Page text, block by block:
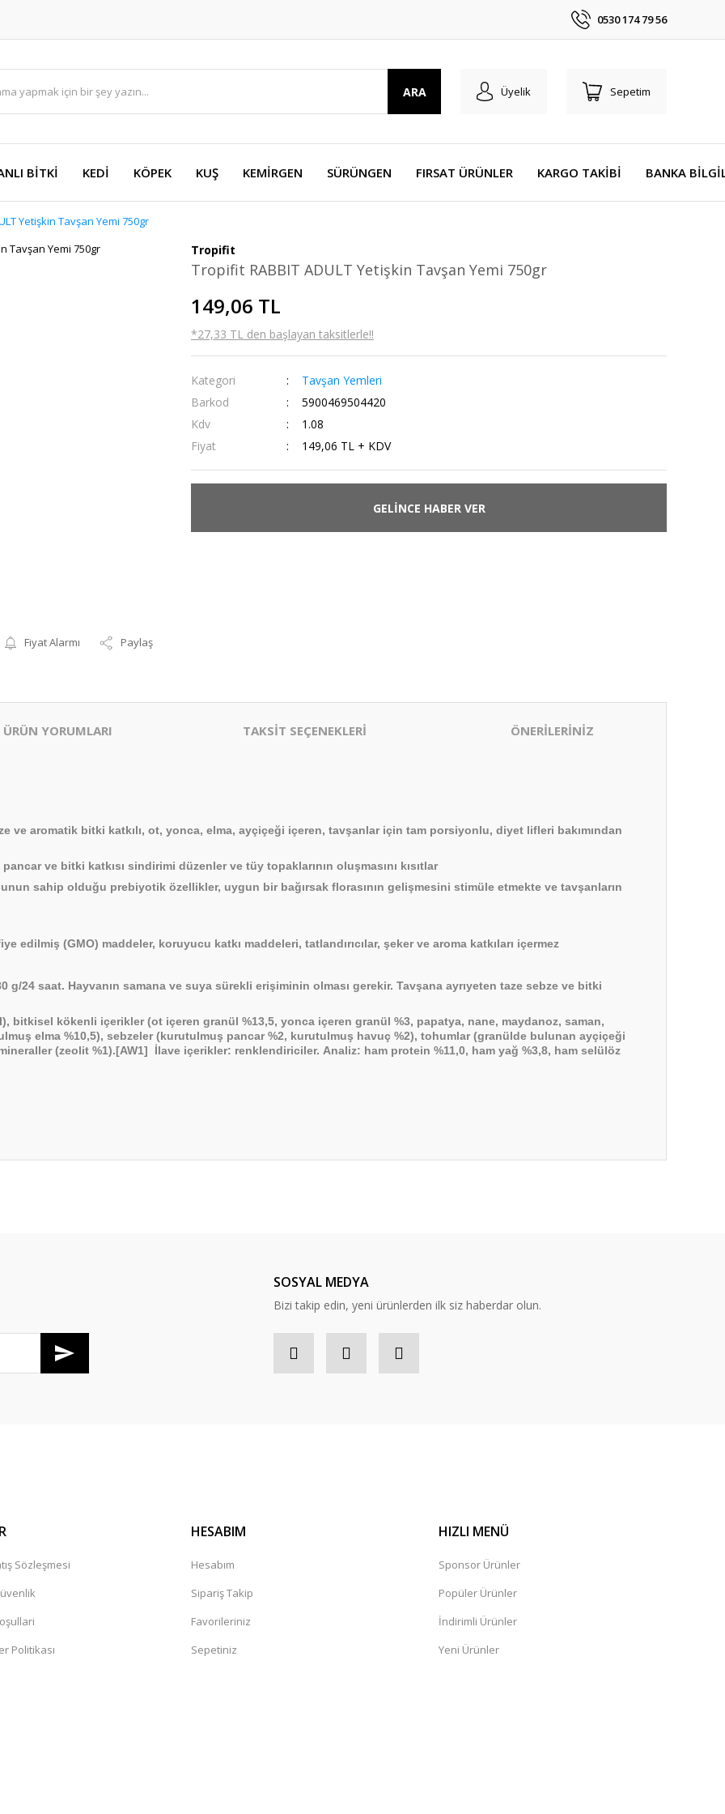
0530 174 79 56
ARA Üyelik Sepetim
BİTKİ KEDİ KÖPEK KUŞ KEMİRGEN SÜRÜNGEN FIRSAT ÜRÜNLER KARGO TAKİBİ BANKA
Yetişkin Tavşan Yemi 750gr
Fiyat Alarmı Paylaş
Tropifit
Tropifit RABBIT ADULT Yetişkin Tavşan Yemi 750gr
149,06 TL
*27,33 TL den başlayan taksitlerle!!
Kategori
Tavşan Yemleri
Barkod
5900469504420
Kdv
1.08
Fiyat
149,06 TL + KDV
GELİNCE HABER VER
ÜRÜN YORUMLARI TAKSİT SEÇENEKLERİ ÖNERİLERİNİZ
aromatik bitki katkılı, ot, yonca, elma, ayçiçeği içeren, tavşanlar için tam porsiyonlu, diyet lifleri bakımından
ve bitki katkısı sindirimi düzenler ve tüy topaklarının oluşmasını kısıtlar
sahip olduğu prebiyotik özellikler, uygun bir bağırsak florasının gelişmesini stimüle etmekte ve tavşanların
(GMO) maddeler, koruyucu katkı maddeleri, tatlandırıcılar, şeker ve aroma katkıları içermez
24 saat. Hayvanın samana ve suya sürekli erişiminin olması gerekir. Tavşana ayrıyeten taze sebze ve bitki
bitkisel kökenli içerikler (ot içeren granül %13,5, yonca içeren granül %3, papatya, nane, maydanoz, saman,
elma %10,5), sebzeler (kurutulmuş pancar %2, kurutulmuş havuç %2), tohumlar (granülde bulunan ayçiçeği
(zeolit %1).[AW1] İlave içerikler: renklendiriciler. Analiz: ham protein %11,0, ham yağ %3,8, ham selülöz
SOSYAL MEDYA
Bizi takip edin, yeni ürünlerden ilk siz haberdar olun.
Sözleşmesi
Politikası
HESABIM
Hesabım
Sipariş Takip
Favorileriniz
Sepetiniz
HIZLI MENÜ
Sponsor Ürünler
Popüler Ürünler
İndirimli Ürünler
Yeni Ürünler